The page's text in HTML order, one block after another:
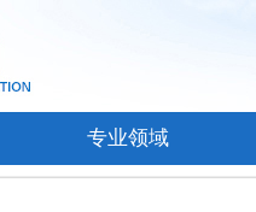
专业领域